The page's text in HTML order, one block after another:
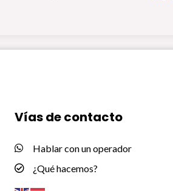
Vías de contacto
Hablar con un operador
¿Qué hacemos?